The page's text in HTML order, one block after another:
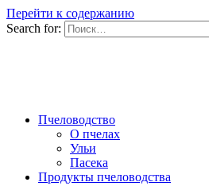
Перейти к содержанию
Search for:
Пчеловодство
О пчелах
Ульи
Пасека
Продукты пчеловодства